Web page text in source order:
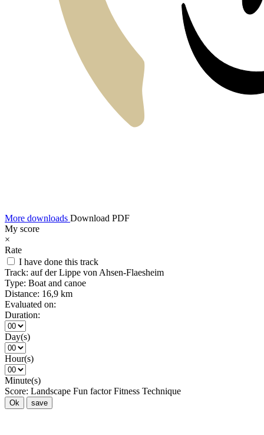
More downloads Download PDF
My score
×
Rate
I have done this track
Track: auf der Lippe von Ahsen-Flaesheim
Type: Boat and canoe
Distance: 16,9 km
Evaluated on:
Duration:
Day(s)
Hour(s)
Minute(s)
Score: Landscape Fun factor Fitness Technique
Ok save